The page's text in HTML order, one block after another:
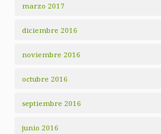
marzo 2017
diciembre 2016
noviembre 2016
octubre 2016
septiembre 2016
junio 2016